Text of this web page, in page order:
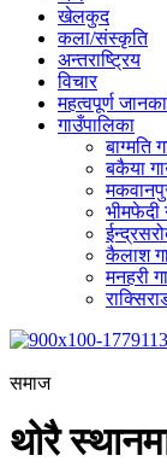
खेलकुद
कला/संस्कृति
अन्तराष्ट्रिय
विचार
महत्वपूर्ण
गाउँपालिका
बाग्मति
बकैया
भीमफेदी
कैलाश
मनहरी
समाज
थोरै